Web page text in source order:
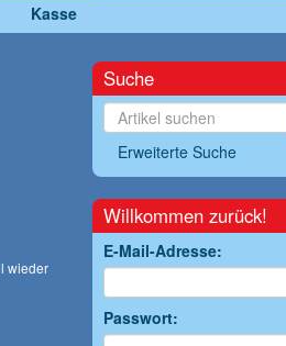
Kasse
wieder
Suche
Erweiterte Suche
Willkommen zurück!
E-Mail-Adresse:
Passwort: